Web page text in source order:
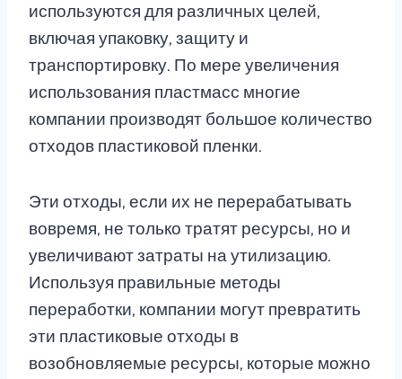
используются для различных целей,
включая упаковку, защиту и
транспортировку. По мере увеличения
использования пластмасс многие
компании производят большое количество
отходов пластиковой пленки.
Эти отходы, если их не перерабатывать
вовремя, не только тратят ресурсы, но и
увеличивают затраты на утилизацию.
Используя правильные методы
переработки, компании могут превратить
эти пластиковые отходы в
возобновляемые ресурсы, которые можно